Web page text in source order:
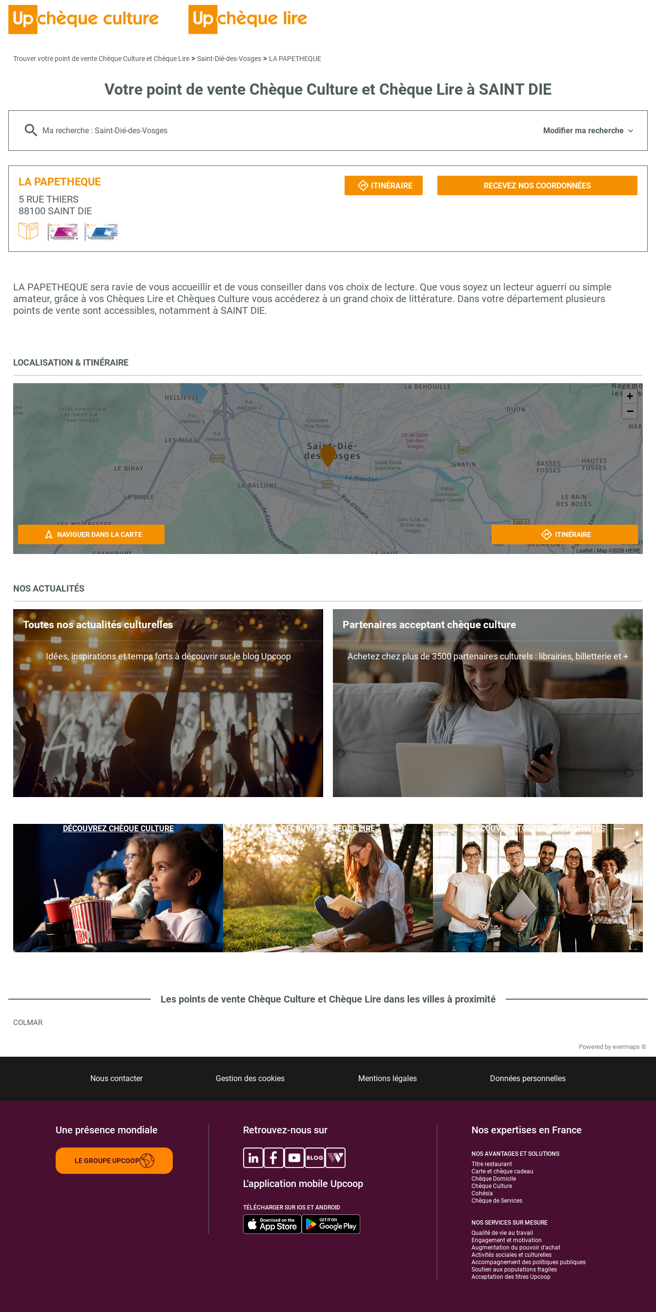
Trouver votre point de vente Chèque Culture et Chèque Lire > Saint-Dié-des-Vosges > LA PAPETHEQUE
Votre point de vente Chèque Culture et Chèque Lire à SAINT DIE
Ma recherche : Saint-Dié-des-Vosges Modifier ma recherche
LA PAPETHEQUE
5 RUE THIERS
88100 SAINT DIE
ITINÉRAIRE RECEVEZ NOS COORDONNÉES
LA PAPETHEQUE sera ravie de vous accueillir et de vous conseiller dans vos choix de lecture. Que vous soyez un lecteur aguerri ou simple
amateur, grâce à vos Chèques Lire et Chèques Culture vous accéderez à un grand choix de littérature. Dans votre département plusieurs
points de vente sont accessibles, notamment à SAINT DIE.
LOCALISATION & ITINÉRAIRE
+
−
Leaflet | Map ©2026 HERE
NAVIGUER DANS LA CARTE ITINÉRAIRE
NOS ACTUALITÉS
Toutes nos actualités culturelles
Idées, inspirations et temps forts à découvrir sur le blog Upcoop
Partenaires acceptant chèque culture
Achetez chez plus de 3500 partenaires culturels : librairies, billetterie et +
DÉCOUVREZ CHÈQUE CULTURE DÉCOUVREZ CHÈQUE LIRE DÉCOUVREZ TOUTES NOS ACTIVITÉS
Les points de vente Chèque Culture et Chèque Lire dans les villes à proximité
COLMAR
Powered by evermaps ©
Nous contacter Gestion des cookies Mentions légales Données personnelles
Une présence mondiale
LE GROUPE UPCOOP
Retrouvez-nous sur
L'application mobile Upcoop
TÉLÉCHARGER SUR IOS ET ANDROID
Nos expertises en France
NOS AVANTAGES ET SOLUTIONS
Titre restaurant
Carte et chèque cadeau
Chèque Domicile
Chèque Culture
Cohésia
Chèque de Services
NOS SERVICES SUR MESURE
Qualité de vie au travail
Engagement et motivation
Augmentation du pouvoir d'achat
Activités sociales et culturelles
Accompagnement des politiques publiques
Soutien aux populations fragiles
Acceptation des titres Upcoop